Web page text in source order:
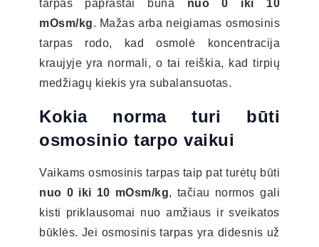
tarpas paprastai būna nuo 0 iki 10
mOsm/kg. Mažas arba neigiamas osmosinis
tarpas rodo, kad osmolė koncentracija
kraujyje yra normali, o tai reiškia, kad tirpių
medžiagų kiekis yra subalansuotas.
Kokia norma turi būti
osmosinio tarpo vaikui
Vaikams osmosinis tarpas taip pat turėtų būti
nuo 0 iki 10 mOsm/kg, tačiau normos gali
kisti priklausomai nuo amžiaus ir sveikatos
būklės. Jei osmosinis tarpas yra didesnis už